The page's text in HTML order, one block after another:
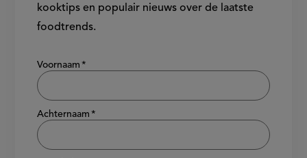
kooktips en populair nieuws over de laatste
foodtrends.
Show/hide
Voornaam
Achternaam